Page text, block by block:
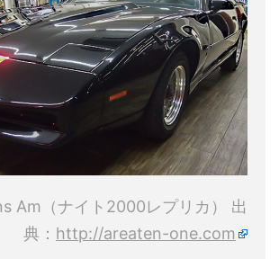
Am（ナイト2000レプリカ） 出
典： http://areaten-one.com